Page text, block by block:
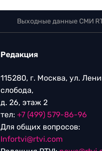
Выходные данные СМИ
Редакция
115280, г. Москва, ул.
слобода,
д. 26, этаж 2
тел: +7 (499) 579-86-96
Для общих вопросов:
Infortvi@rtvi.com